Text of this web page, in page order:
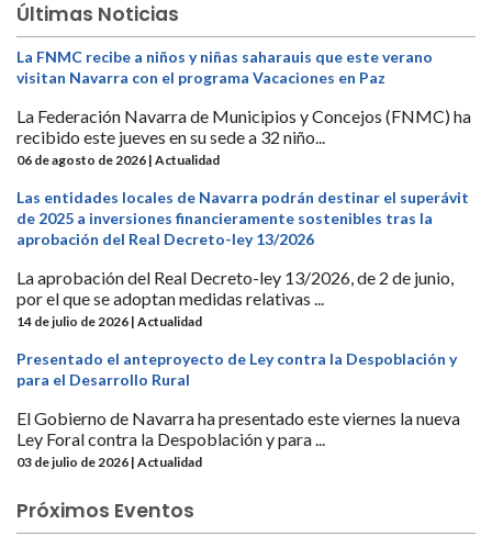
Últimas Noticias
La FNMC recibe a niños y niñas saharauis que este verano
visitan Navarra con el programa Vacaciones en Paz
La Federación Navarra de Municipios y Concejos (FNMC) ha
recibido este jueves en su sede a 32 niño...
06 de agosto de 2026 | Actualidad
Las entidades locales de Navarra podrán destinar el superávit
de 2025 a inversiones financieramente sostenibles tras la
aprobación del Real Decreto-ley 13/2026
La aprobación del Real Decreto-ley 13/2026, de 2 de junio,
por el que se adoptan medidas relativas ...
14 de julio de 2026 | Actualidad
Presentado el anteproyecto de Ley contra la Despoblación y
para el Desarrollo Rural
El Gobierno de Navarra ha presentado este viernes la nueva
Ley Foral contra la Despoblación y para ...
03 de julio de 2026 | Actualidad
Próximos Eventos